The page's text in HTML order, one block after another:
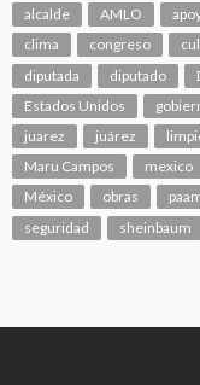
alcalde AMLO
clima
congreso
diputada
diputado
Estados Unidos
juarez
juárez
Maru Campos
mexico
México
obras
seguridad
sheinbaum